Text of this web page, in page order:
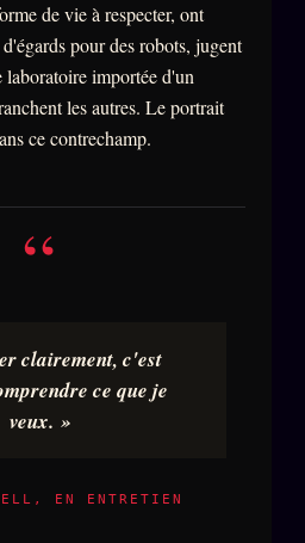
de vie à respecter, ont
pour des robots, jugent
laboratoire importée d'un
les autres. Le portrait
ce contrechamp.
“
clairement, c'est
ce que je
veux. »
EN ENTRETIEN